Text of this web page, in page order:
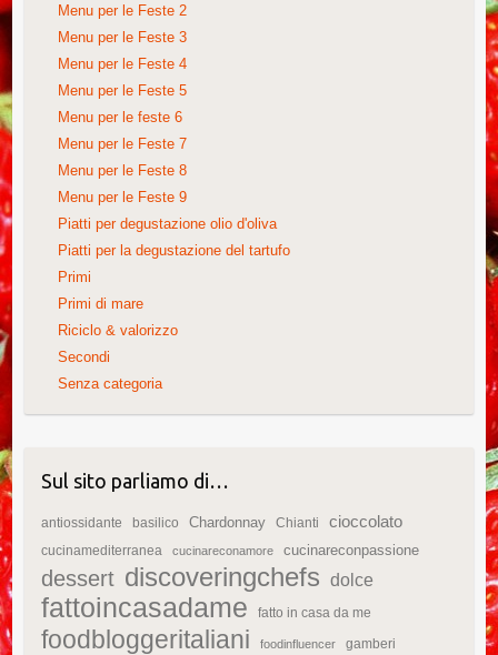
Menu per le Feste 2
Menu per le Feste 3
Menu per le Feste 4
Menu per le Feste 5
Menu per le feste 6
Menu per le Feste 7
Menu per le Feste 8
Menu per le Feste 9
Piatti per degustazione olio d'oliva
Piatti per la degustazione del tartufo
Primi
Primi di mare
Riciclo & valorizzo
Secondi
Senza categoria
Sul sito parliamo di…
antiossidante basilico Chardonnay Chianti cioccolato
cucinamediterranea cucinareconamore cucinareconpassione
dessert discoveringchefs dolce
fattoincasadame fatto in casa da me
foodbloggeritaliani foodinfluencer gamberi